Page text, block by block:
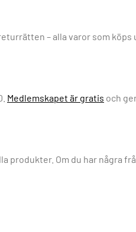
– alla varor som köps
Medlemskapet är gratis och
produkter. Om du har några